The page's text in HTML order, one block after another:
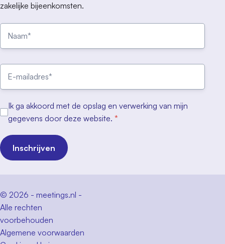
zakelijke bijeenkomsten.
Ik ga akkoord met de opslag en verwerking van mijn
gegevens door deze website. *
Inschrijven
© 2026 - meetings.nl -
Alle rechten
voorbehouden
Algemene voorwaarden